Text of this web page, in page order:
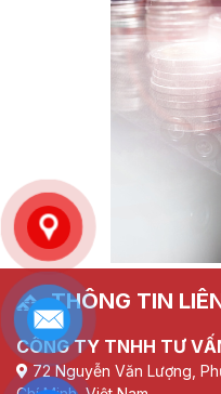
THÔNG TIN
CÔNG TY TNHH TƯ
72 Nguyễn Văn Lượng,